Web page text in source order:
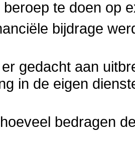
beroep te doen op
bijdrage
gedacht aan
in de eigen
bedragen